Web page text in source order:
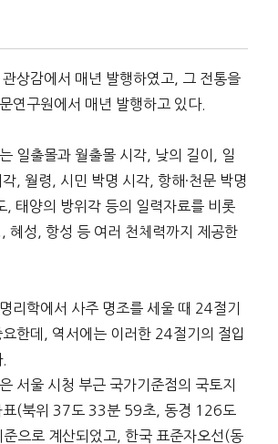
상감에서 매년 발행하였고, 그 전통을
연구원에서 매년 발행하고 있다.
일출몰과 월출몰 시각, 낮의 길이, 일
, 월령, 시민 박명 시각, 항해·천문 박명
, 태양의 방위각 등의 일력자료를 비롯
혜성, 항성 등 여러 천체력까지 제공한
리학에서 사주 명조를 세울 때 24절기
한데, 역서에는 이러한 24절기의 절입
서울 시청 부근 국가기준점의 국토지
표(북위 37도 33분 59초, 동경 126도
으로 계산되었고, 한국 표준자오선(동